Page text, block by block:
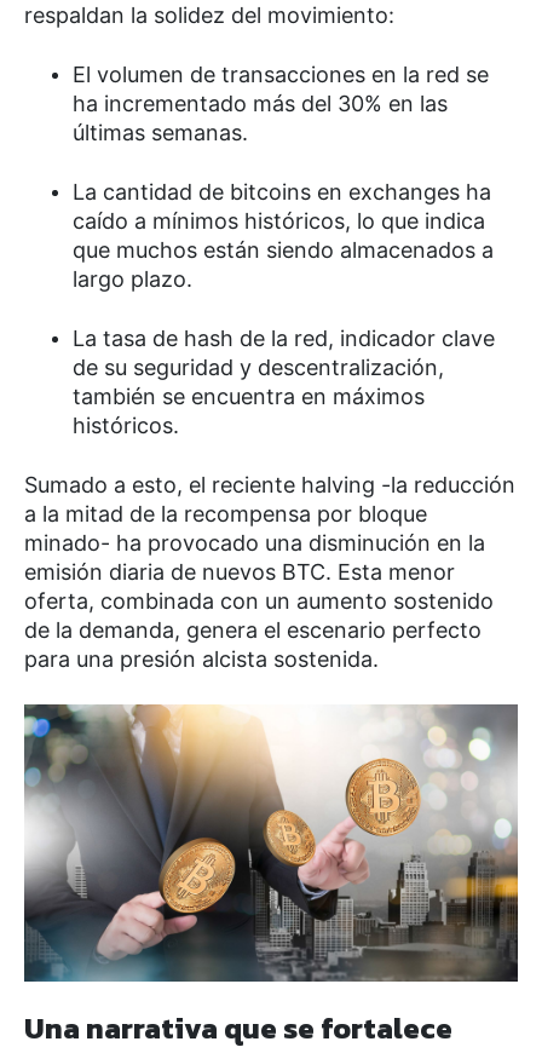
respaldan la solidez del movimiento:
El volumen de transacciones en la red se
ha incrementado más del 30% en las
últimas semanas.
La cantidad de bitcoins en exchanges ha
caído a mínimos históricos, lo que indica
que muchos están siendo almacenados a
largo plazo.
La tasa de hash de la red, indicador clave
de su seguridad y descentralización,
también se encuentra en máximos
históricos.
Sumado a esto, el reciente halving -la reducción
a la mitad de la recompensa por bloque
minado- ha provocado una disminución en la
emisión diaria de nuevos BTC. Esta menor
oferta, combinada con un aumento sostenido
de la demanda, genera el escenario perfecto
para una presión alcista sostenida.
Una narrativa que se fortalece